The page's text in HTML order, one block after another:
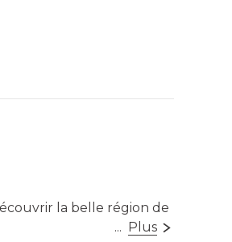
la belle région de
... Plus